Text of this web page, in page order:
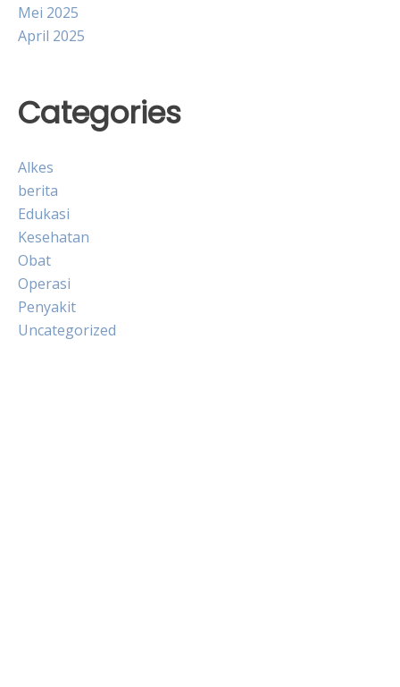
Mei 2025
April 2025
Categories
Alkes
berita
Edukasi
Kesehatan
Obat
Operasi
Penyakit
Uncategorized